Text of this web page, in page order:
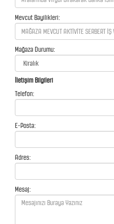
Mevcut Bayilikleri:
Mağaza Durumu:
İletişim Bilgileri
Telefon:
E-Posta:
Adres:
Mesaj: